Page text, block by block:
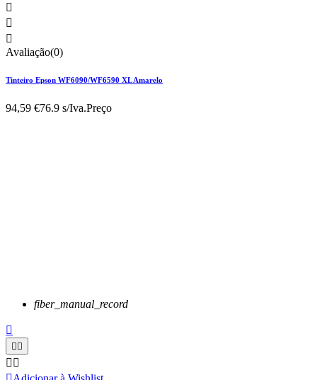



Avaliação(0)
Tinteiro Epson WF6090/WF6590 XL Amarelo
94,59 €76.9 s/Iva.Preço
fiber_manual_record

 
 